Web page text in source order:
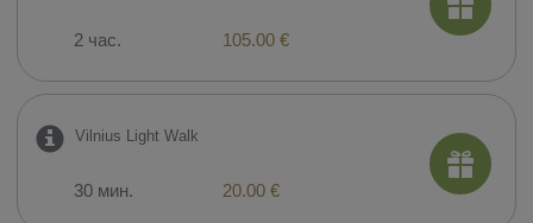
2 час. 105.00 €
Vilnius Light Walk
30 мин. 20.00 €